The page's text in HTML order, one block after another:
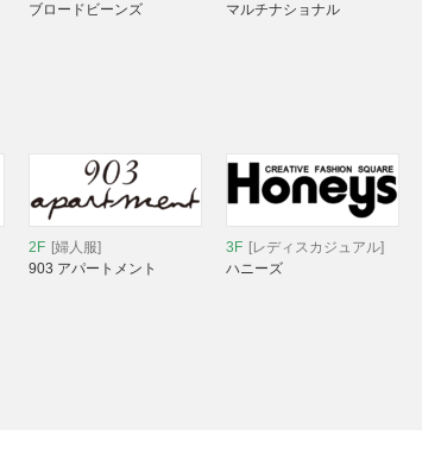
ブロードビーンズ
マルチナショナル
2F [婦人服]
903 アパートメント
3F [レディスカジュアル]
ハニーズ